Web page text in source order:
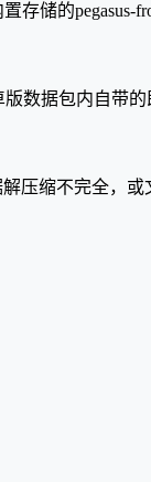
储的pegasus-
数据包内自带的
压缩不完全，